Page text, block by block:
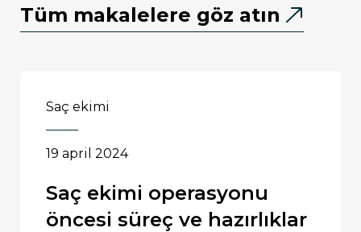
Tüm makalelere göz atın
saç ekimi
19 april 2024
saç ekimi operasyonu
öncesi süreç ve hazırlıklar